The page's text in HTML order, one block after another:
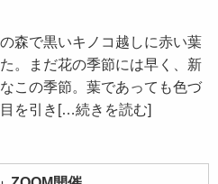
森で黒いキノコ越しに赤い葉
。まだ花の季節には早く、新
この季節。葉であっても色づ
を引き […続きを読む]